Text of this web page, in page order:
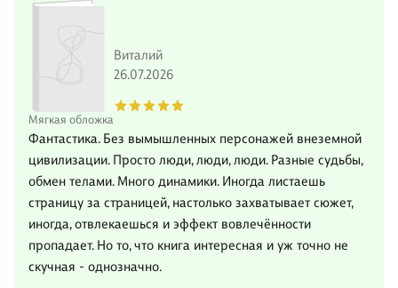
Мягкая обложка
Виталий
26.07.2026
Фантастика. Без вымышленных персонажей внеземной
цивилизации. Просто люди, люди, люди. Разные судьбы,
обмен телами. Много динамики. Иногда листаешь
страницу за страницей, настолько захватывает сюжет,
иногда, отвлекаешься и эффект вовлечённости
пропадает. Но то, что книга интересная и уж точно не
скучная - однозначно.